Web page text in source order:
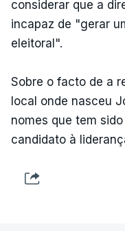
considerar que a
incapaz de "gerar
eleitoral".
Sobre o facto de a
local onde nasceu
nomes que tem
candidato à